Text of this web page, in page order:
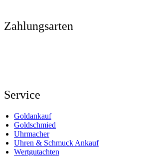
Zahlungsarten
Service
Goldankauf
Goldschmied
Uhrmacher
Uhren & Schmuck Ankauf
Wertgutachten